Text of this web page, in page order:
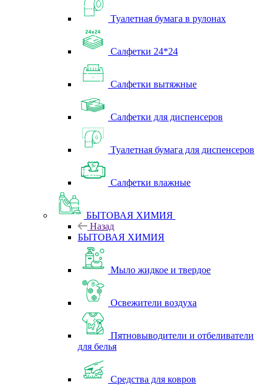
Туалетная бумага в рулонах
Салфетки 24*24
Салфетки вытяжные
Салфетки для диспенсеров
Туалетная бумага для диспенсеров
Салфетки влажные
БЫТОВАЯ ХИМИЯ
Назад
БЫТОВАЯ ХИМИЯ
Мыло жидкое и твердое
Освежители воздуха
Пятновыводители и отбеливатели
для белья
Средства для ковров